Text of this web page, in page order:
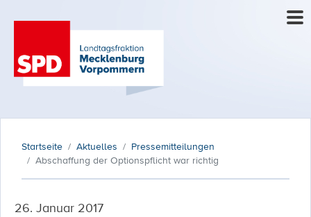
Startseite Aktuelles
Pressemitteilungen
Abschaffung der Optionspflicht war richtig
26. Januar 2017